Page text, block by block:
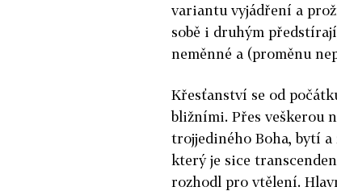
variantu vyjádření a
sobě i druhým
neměnné a (proměnu
Křesťanství se od
bližními. Přes veškerou
trojjediného Boha, bytí a
který je sice
rozhodl pro vtělení.